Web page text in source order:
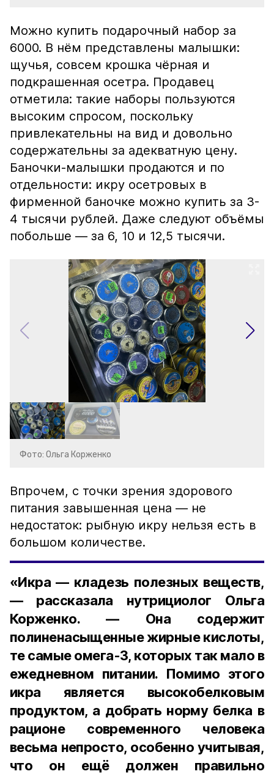
Можно купить подарочный набор за
6000. В нём представлены малышки:
щучья, совсем крошка чёрная и
подкрашенная осетра. Продавец
отметила: такие наборы пользуются
высоким спросом, поскольку
привлекательны на вид и довольно
содержательны за адекватную цену.
Баночки-малышки продаются и по
отдельности: икру осетровых в
фирменной баночке можно купить за 3-
4 тысячи рублей. Даже следуют объёмы
побольше — за 6, 10 и 12,5 тысячи.
Фото: Ольга Корженко
Впрочем, с точки зрения здорового
питания завышенная цена — не
недостаток: рыбную икру нельзя есть в
большом количестве.
«Икра — кладезь полезных веществ,
— рассказала нутрициолог Ольга
Корженко. — Она содержит
полиненасыщенные жирные кислоты,
те самые омега-3, которых так мало в
ежедневном питании. Помимо этого
икра является высокобелковым
продуктом, а добрать норму белка в
рационе современного человека
весьма непросто, особенно учитывая,
что он ещё должен правильно